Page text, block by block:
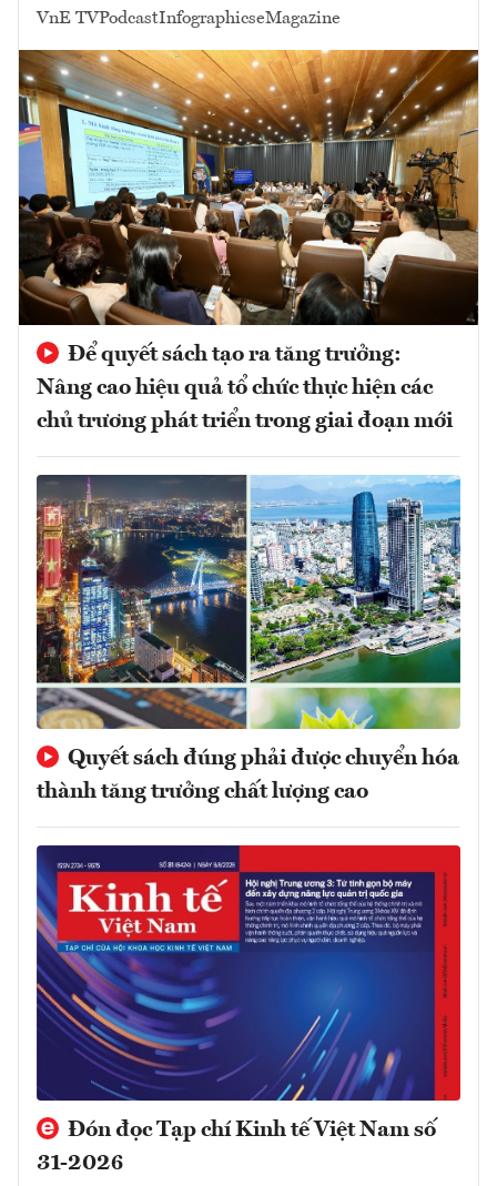
VnE TVPodcastInfographicseMagazine
Để quyết sách tạo ra tăng trưởng:
Nâng cao hiệu quả tổ chức thực hiện các
chủ trương phát triển trong giai đoạn mới
Quyết sách đúng phải được chuyển hóa
thành tăng trưởng chất lượng cao
Đón đọc Tạp chí Kinh tế Việt Nam số
31-2026